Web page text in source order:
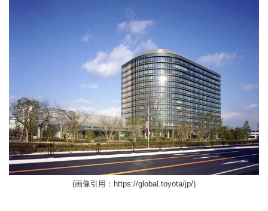
(画像引用：https://global.toyota/jp/)